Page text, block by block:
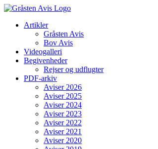
Skip
contentArtikler
Gråsten Avis
Bov Avis
Videogalleri
Begivenheder
Rejser og udflugter
PDF-arkiv
Aviser 2026
Aviser 2025
Aviser 2024
Aviser 2023
Aviser 2022
Aviser 2021
Aviser 2020